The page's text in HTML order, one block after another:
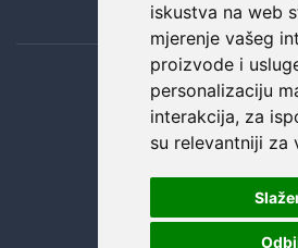
iskustva na web
mjerenje vašeg
proizvode i
personalizaciju
interakcija, za
su relevantniji za